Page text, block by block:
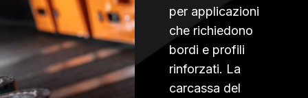
per applicazioni
che richiedono
bordi e profili
rinforzati. La
carcassa del